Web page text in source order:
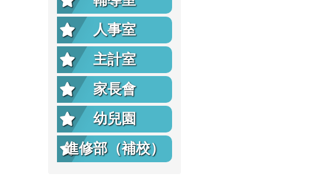
人事室
主計室
家長會
幼兒園
進修部（補校）